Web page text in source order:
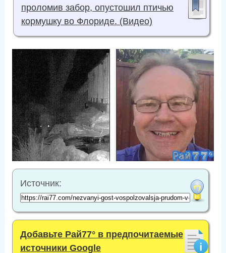
проломив забор, опустошил птичью
кормушку во Флориде. (Видео)
Источник:
Добавьте Рай77° в предпочитаемые
источники Google